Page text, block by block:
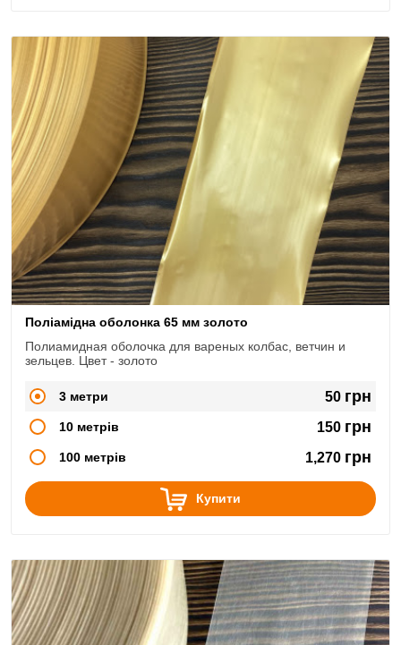
Поліамідна оболонка 65 мм золото
Полиамидная оболочка для вареных колбас, ветчин и
зельцев. Цвет - золото
3 метри 50 грн
10 метрів 150 грн
100 метрів 1,270 грн
Купити